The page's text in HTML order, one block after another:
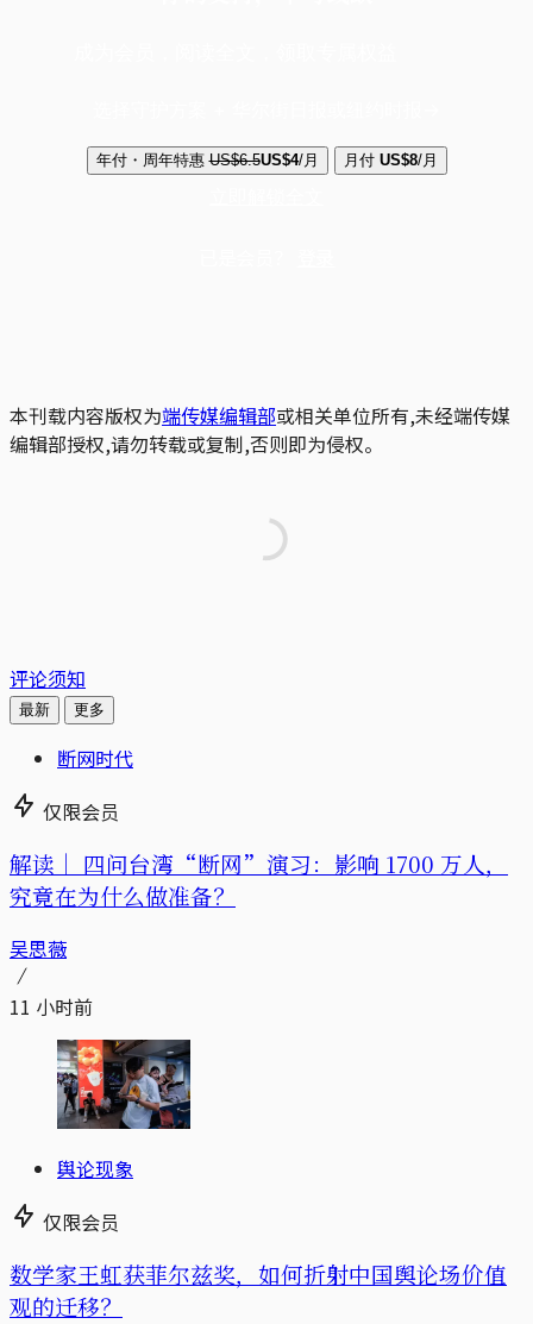
年付・周年特惠 US$6.5US$4/月 月付 US$8/月
本刊载内容版权为端传媒编辑部或相关单位所有,未经端传媒
编辑部授权,请勿转载或复制,否则即为侵权。
评论须知
最新 更多
断网时代
仅限会员
解读｜ 四问台湾“断网”演习：影响 1700 万人，
究竟在为什么做准备？
吴思薇
11 小时前
舆论现象
仅限会员
数学家王虹获菲尔兹奖，如何折射中国舆论场价值
观的迁移？